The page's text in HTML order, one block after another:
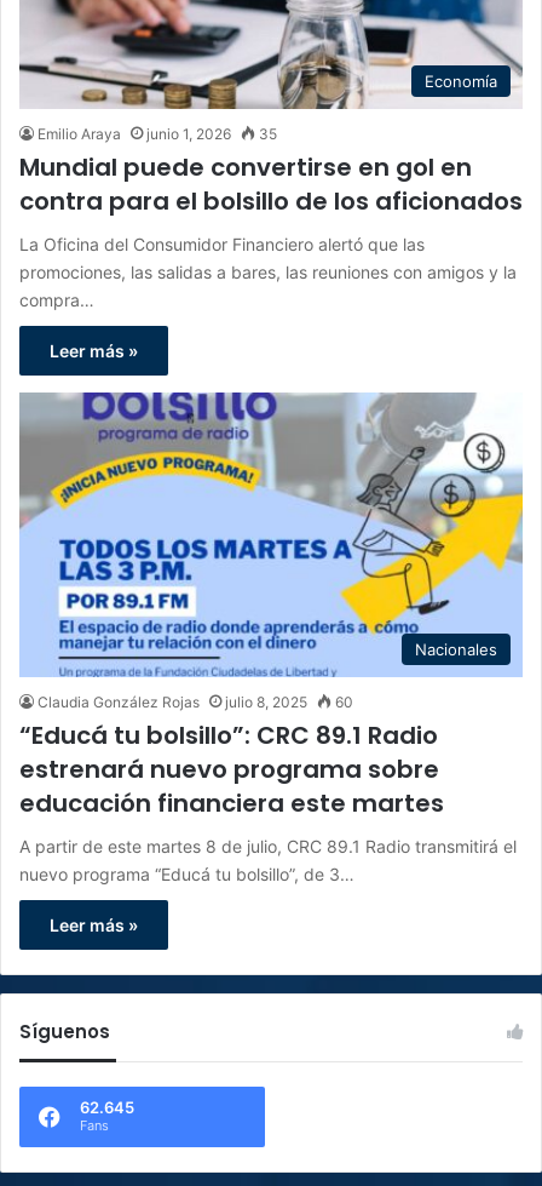
Economía
Emilio Araya junio 1, 2026 35
Mundial puede convertirse en gol en
contra para el bolsillo de los aficionados
La Oficina del Consumidor Financiero alertó que las
promociones, las salidas a bares, las reuniones con amigos y la
compra…
Leer más »
Nacionales
Claudia González Rojas julio 8, 2025 60
“Educá tu bolsillo”: CRC 89.1 Radio
estrenará nuevo programa sobre
educación financiera este martes
A partir de este martes 8 de julio, CRC 89.1 Radio transmitirá el
nuevo programa “Educá tu bolsillo”, de 3…
Leer más »
Síguenos
62.645
Fans